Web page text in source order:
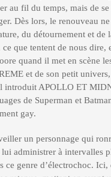
au fil du temps, mais de
Dès lors, le renouveau
du détournement et de
que tentent de nous dire,
quand il met en scène
et de son petit
introduit APOLLO ET
de Superman et
gay.
un personnage qui
administrer à intervalles
ce genre d’électrochoc.